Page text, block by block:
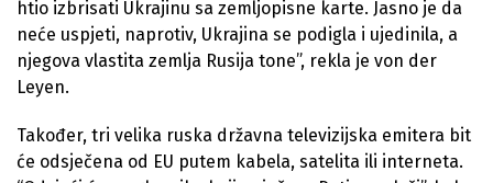
htio izbrisati Ukrajinu sa zemljopisne karte. Jasno je da
neće uspjeti, naprotiv, Ukrajina se podigla i ujedinila, a
njegova vlastita zemlja Rusija tone”, rekla je von der
Leyen.
Također, tri velika ruska državna televizijska emitera bit
će odsječena od EU putem kabela, satelita ili interneta.